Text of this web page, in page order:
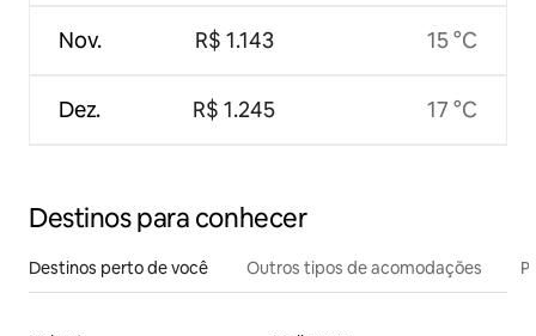
Nov.
Dez.
R$ 1.143
R$ 1.245
15 °C
17 °C
Destinos para conhecer
Destinos perto de você Outros tipos de acomodações